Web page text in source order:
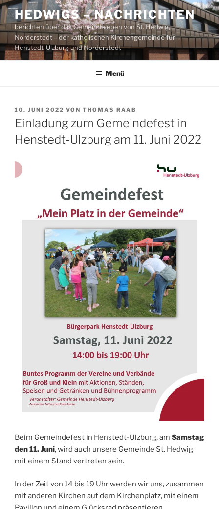
Zum
Inhalt
springen
HEDWIGS – NACHRICHTEN
berichten über das Gemeindeleben von St. Hedwig,
Norderstedt – der katholischen Kirchengemeinde für
Henstedt-Ulzburg und Norderstedt
Menü
VERÖFFENTLICHT
AM
10. JUNI 2022 VON THOMAS RAAB
Einladung zum Gemeindefest in
Henstedt-Ulzburg am 11. Juni 2022
Beim Gemeindefest in Henstedt-Ulzburg, am Samstag
den 11. Juni, wird auch unsere Gemeinde St. Hedwig
mit einem Stand vertreten sein.
In der Zeit von 14 bis 19 Uhr werden wir uns, zusammen
mit anderen Kirchen auf dem Kirchenplatz, mit einem